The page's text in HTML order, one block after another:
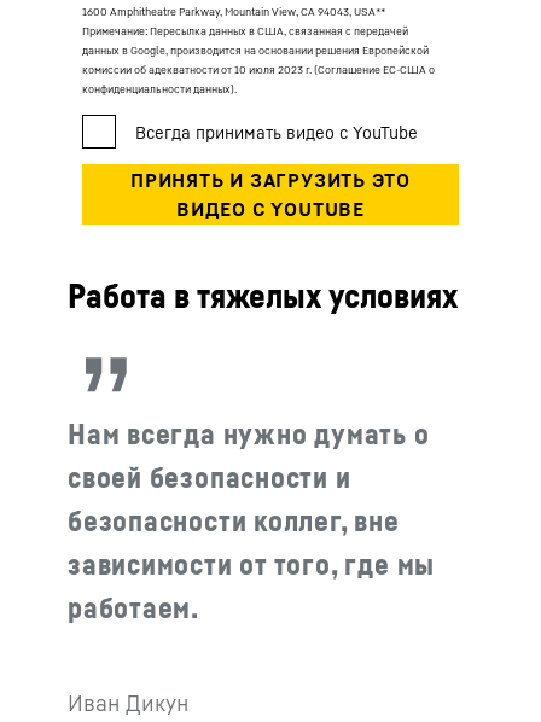
1600 Amphitheatre Parkway, Mountain View, CA 94043, USA**
Примечание: Пересылка данных в США, связанная с передачей
данных в Google, производится на основании решения Европейской
комиссии об адекватности от 10 июля 2023 г. (Соглашение ЕС-США о
конфиденциальности данных).
Работа в тяжелых условиях
Нам всегда нужно думать о
своей безопасности и
безопасности коллег, вне
зависимости от того, где мы
работаем.
Иван Дикун